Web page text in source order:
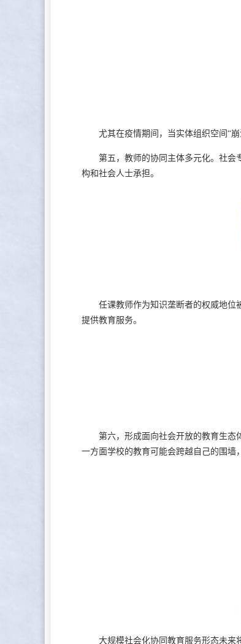
尤其在疫情期间，当实体组织空间“崩
第五，教师的协同主体多元化。社会专
构和社会人士承担。
任课教师作为知识垄断者的权威地位被
提供教育服务。
第六，形成面向社会开放的教育生态体
一方面学校的教育可能会跨越自己的围墙
大规模社会化协同教育服务形态未来将